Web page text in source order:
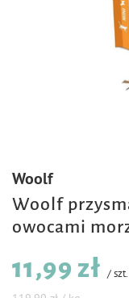
Woolf
Woolf
owocami
11,99 zł /szt.